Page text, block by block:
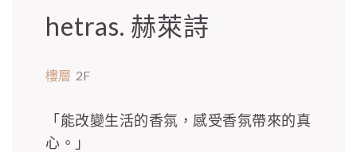
hetras. 赫萊詩
樓層 2F
「能改變生活的香氛，感受香氛帶來的真
心。」